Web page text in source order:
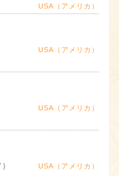
USA（アメリカ）
USA（アメリカ）
USA（アメリカ）
USA（アメリカ）